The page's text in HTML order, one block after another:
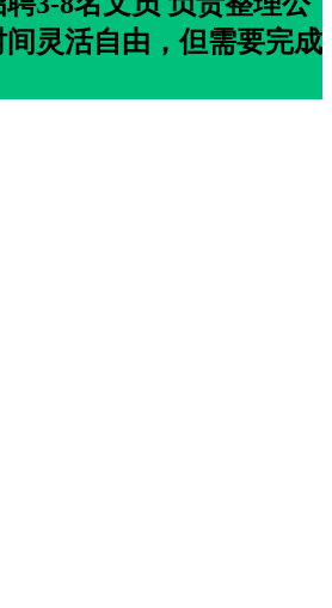
灵活自由，但需要完成